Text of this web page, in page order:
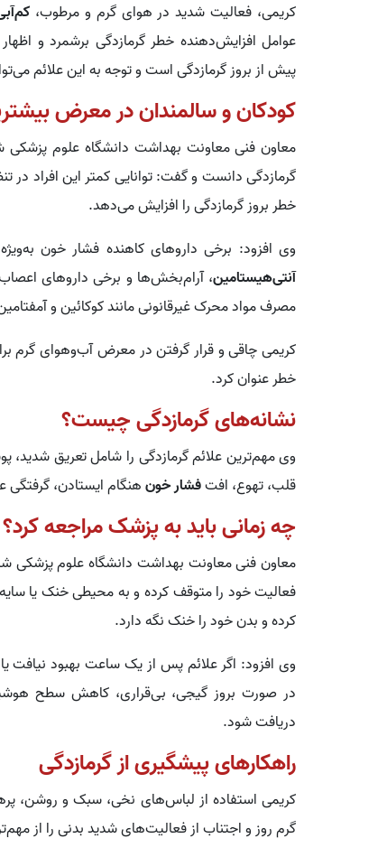
کریمی، فعالیت شدید در هوای گرم و مرطوب،
عوامل افزایش‌دهنده خطر گرمازدگی برشمرد و
پیش از بروز گرمازدگی است و توجه به این علائم
کودکان و سالمندان در معرض
معاون فنی معاونت بهداشت دانشگاه علوم پزشکی
گرمازدگی دانست و گفت: توانایی کمتر این افراد
خطر بروز گرمازدگی را افزایش می‌دهد.
وی افزود: برخی داروهای کاهنده فشار خون به‌ویژه
آنتی‌هیستامین، آرام‌بخش‌ها و برخی داروهای اعصاب
مصرف مواد محرک غیرقانونی مانند کوکائین و
کریمی چاقی و قرار گرفتن در معرض آب‌وهوای گرم
خطر عنوان کرد.
نشانه‌های گرمازدگی چیست؟
وی مهم‌ترین علائم گرمازدگی را شامل تعریق
قلب، تهوع، افتفشار خونهنگام ایستادن،
چه زمانی باید به پزشک مراجعه کرد؟
معاون فنی معاونت بهداشت دانشگاه علوم پزشکی
فعالیت خود را متوقف کرده و به محیطی خنک یا
کرده و بدن خود را خنک نگه دارد.
وی افزود: اگر علائم پس از یک ساعت بهبود
در صورت بروز گیجی، بی‌قراری، کاهش سطح
دریافت شود.
راهکارهای پیشگیری از گرمازدگی
کریمی استفاده از لباس‌های نخی، سبک و روشن،
گرم روز و اجتناب از فعالیت‌های شدید بدنی را از